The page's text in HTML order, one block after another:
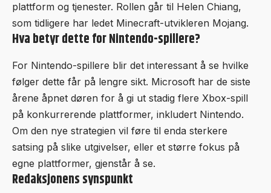
plattform og tjenester. Rollen går til Helen Chiang,
som tidligere har ledet Minecraft-utvikleren Mojang.
Hva betyr dette for Nintendo-spillere?
For Nintendo-spillere blir det interessant å se hvilke
følger dette får på lengre sikt. Microsoft har de siste
årene åpnet døren for å gi ut stadig flere Xbox-spill
på konkurrerende plattformer, inkludert Nintendo.
Om den nye strategien vil føre til enda sterkere
satsing på slike utgivelser, eller et større fokus på
egne plattformer, gjenstår å se.
Redaksjonens synspunkt